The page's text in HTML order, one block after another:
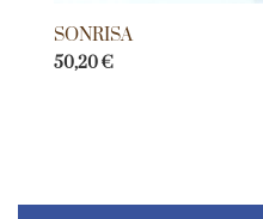
SONRISA
50,20€